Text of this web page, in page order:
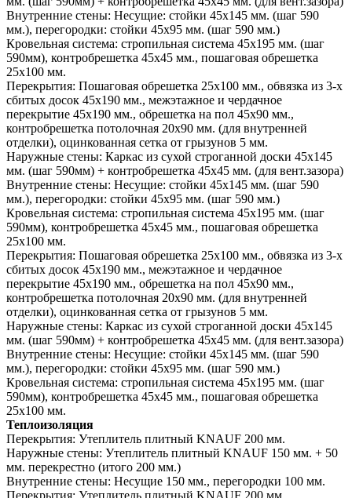
Внутренние стены: Несущие: стойки 45х145 мм. (шаг 590
мм.), перегородки: стойки 45х95 мм. (шаг 590 мм.)
Кровельная система: стропильная система 45х195 мм. (шаг
590мм), контробрешетка 45х45 мм., пошаговая обрешетка
25х100 мм.
Перекрытия: Пошаговая обрешетка 25х100 мм., обвязка из 3-х
сбитых досок 45х190 мм., межэтажное и чердачное
перекрытие 45х190 мм., обрешетка на пол 45х90 мм.,
контробрешетка потолочная 20х90 мм. (для внутренней
отделки), оцинкованная сетка от грызунов 5 мм.
Наружные стены: Каркас из сухой строганной доски 45х145
мм. (шаг 590мм) + контробрешетка 45х45 мм. (для вент.зазора)
Внутренние стены: Несущие: стойки 45х145 мм. (шаг 590
мм.), перегородки: стойки 45х95 мм. (шаг 590 мм.)
Кровельная система: стропильная система 45х195 мм. (шаг
590мм), контробрешетка 45х45 мм., пошаговая обрешетка
25х100 мм.
Перекрытия: Пошаговая обрешетка 25х100 мм., обвязка из 3-х
сбитых досок 45х190 мм., межэтажное и чердачное
перекрытие 45х190 мм., обрешетка на пол 45х90 мм.,
контробрешетка потолочная 20х90 мм. (для внутренней
отделки), оцинкованная сетка от грызунов 5 мм.
Наружные стены: Каркас из сухой строганной доски 45х145
мм. (шаг 590мм) + контробрешетка 45х45 мм. (для вент.зазора)
Внутренние стены: Несущие: стойки 45х145 мм. (шаг 590
мм.), перегородки: стойки 45х95 мм. (шаг 590 мм.)
Кровельная система: стропильная система 45х195 мм. (шаг
590мм), контробрешетка 45х45 мм., пошаговая обрешетка
25х100 мм.
Теплоизоляция
Перекрытия: Утеплитель плитный KNAUF 200 мм.
Наружные стены: Утеплитель плитный KNAUF 150 мм. + 50
мм. перекрестно (итого 200 мм.)
Внутренние стены: Несущие 150 мм., перегородки 100 мм.
Перекрытия: Утеплитель плитный KNAUF 200 мм.